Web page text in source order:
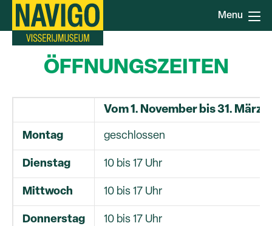
Direkt
Inhalt
Menu
ÖFFNUNGSZEITEN
Vom 1. November bis 31. März
Montag geschlossen
Dienstag 10 bis 17 Uhr
Mittwoch 10 bis 17 Uhr
Donnerstag 10 bis 17 Uhr